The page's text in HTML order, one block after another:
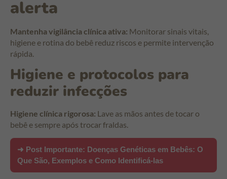
alerta
Mantenha vigilância clínica ativa: Monitorar sinais vitais,
higiene e rotina do bebê reduz riscos e permite intervenção
rápida.
Higiene e protocolos para
reduzir infecções
Higiene clínica rigorosa: Lave as mãos antes de tocar o
bebê e sempre após trocar fraldas.
➜ Post Importante: Doenças Genéticas em Bebês: O
Que São, Exemplos e Como Identificá-las